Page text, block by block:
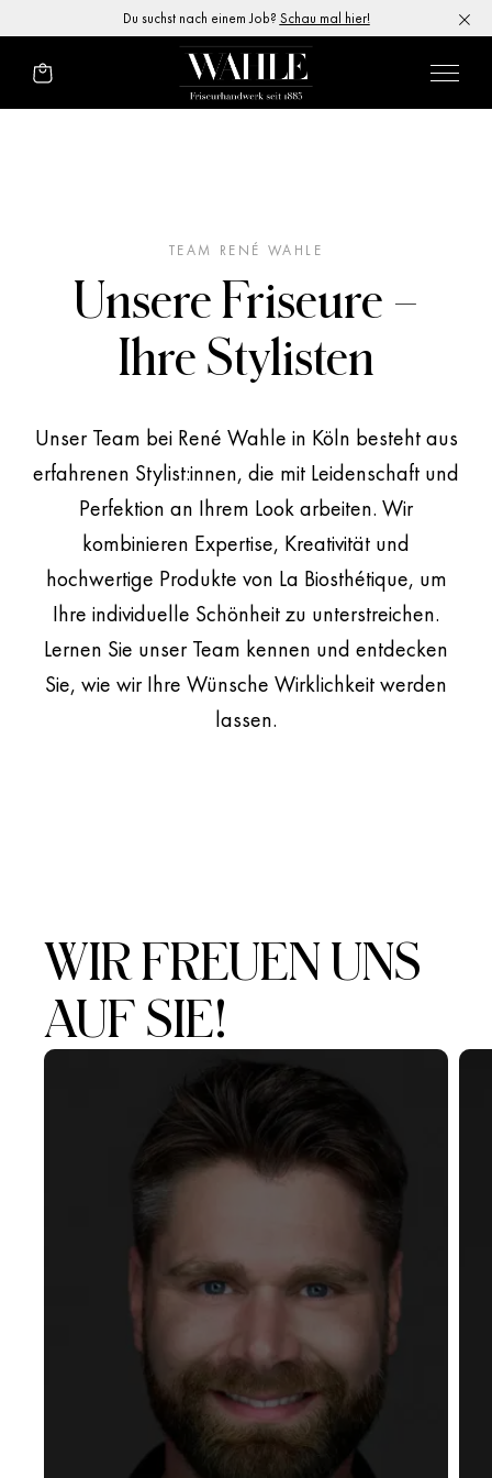
Du suchst nach einem Job? Schau mal hier!
TEAM RENÉ WAHLE
Unsere Friseure –
Ihre Stylisten
Unser Team bei René Wahle in Köln besteht aus
erfahrenen Stylist:innen, die mit Leidenschaft und
Perfektion an Ihrem Look arbeiten. Wir
kombinieren Expertise, Kreativität und
hochwertige Produkte von La Biosthétique, um
Ihre individuelle Schönheit zu unterstreichen.
Lernen Sie unser Team kennen und entdecken
Sie, wie wir Ihre Wünsche Wirklichkeit werden
lassen.
WIR FREUEN UNS
AUF SIE!